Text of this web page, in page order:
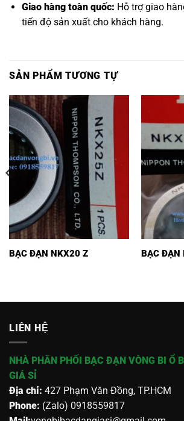
Giao hàng toàn quốc: Hỗ trợ giao
tiến độ sản xuất cho khách hàng.
SẢN PHẨM TƯƠNG TỰ
BẠC ĐẠN NKX20 Z BẠC ĐẠN
LIÊN HỆ
NHÀ PHÂN PHỐI BẠC ĐẠN VÒNG BI Ổ
GIÁ SỈ
Địa chỉ: 427 Phạm Văn Đồng, TP.HCM
Phone: (Zalo) 0918559817